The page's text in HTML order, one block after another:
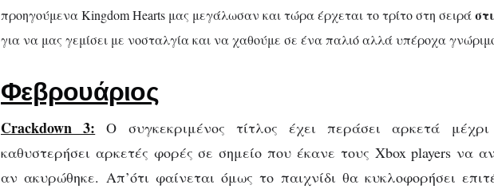
προηγούμενα Kingdom Hearts μας μεγάλωσαν και τώρα έρχεται το τρίτο στη σειρά
για να μας γεμίσει με νοσταλγία και να χαθούμε σε ένα παλιό αλλά υπέροχα
Φεβρουάριος
Crackdown 3: O συγκεκριμένος τίτλος έχει περάσει αρκετά
καθυστερήσει αρκετές φορές σε σημείο που έκανε τους Xbox players να
αν ακυρώθηκε. Απ’ότι φαίνεται όμως το παιχνίδι θα κυκλοφορήσει